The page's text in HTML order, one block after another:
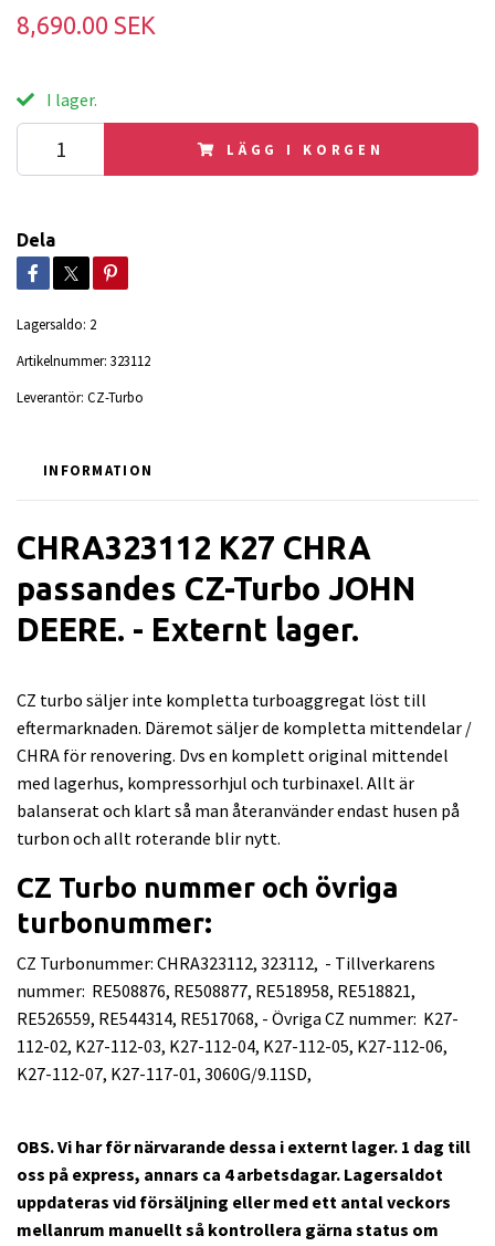
8,690.00 SEK
I lager.
LÄGG I KORGEN
Dela
Lagersaldo: 2
Artikelnummer: 323112
Leverantör: CZ-Turbo
INFORMATION
CHRA323112 K27 CHRA
passandes CZ-Turbo JOHN
DEERE. - Externt lager.
CZ turbo säljer inte kompletta turboaggregat löst till
eftermarknaden. Däremot säljer de kompletta mittendelar /
CHRA för renovering. Dvs en komplett original mittendel
med lagerhus, kompressorhjul och turbinaxel. Allt är
balanserat och klart så man återanvänder endast husen på
turbon och allt roterande blir nytt.
CZ Turbo nummer och övriga
turbonummer:
CZ Turbonummer: CHRA323112, 323112, - Tillverkarens
nummer: RE508876, RE508877, RE518958, RE518821,
RE526559, RE544314, RE517068, - Övriga CZ nummer: K27-
112-02, K27-112-03, K27-112-04, K27-112-05, K27-112-06,
K27-112-07, K27-117-01, 3060G/9.11SD,
OBS. Vi har för närvarande dessa i externt lager. 1 dag till
oss på express, annars ca 4 arbetsdagar. Lagersaldot
uppdateras vid försäljning eller med ett antal veckors
mellanrum manuellt så kontrollera gärna status om